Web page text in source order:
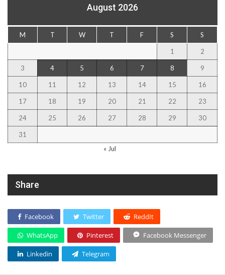
August 2026
M T W T F S S
1 2
3 4 5 6 7 8 9
10 11 12 13 14 15 16
17 18 19 20 21 22 23
24 25 26 27 28 29 30
31
« Jul
Share
Facebook Twitter ReddIt
WhatsApp Pinterest Facebook Messenger
Linkedin Telegram